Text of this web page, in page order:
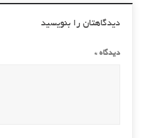
دیدگاهتان را بنویسید
دیدگاه *